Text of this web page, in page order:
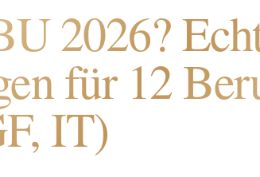
2026?
für 12
IT)